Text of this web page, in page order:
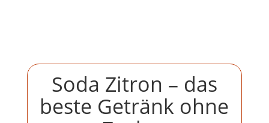
Soda Zitron – das
beste Getränk ohne